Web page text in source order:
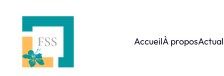
AccueilÀ propos